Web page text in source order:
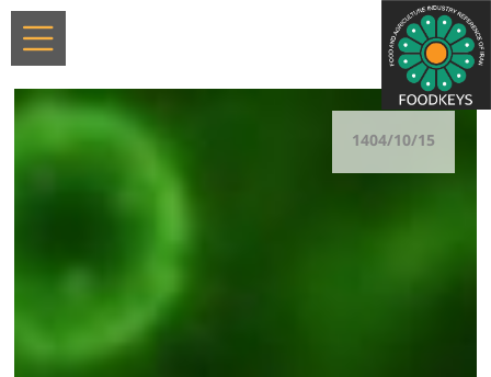
1404/10/15